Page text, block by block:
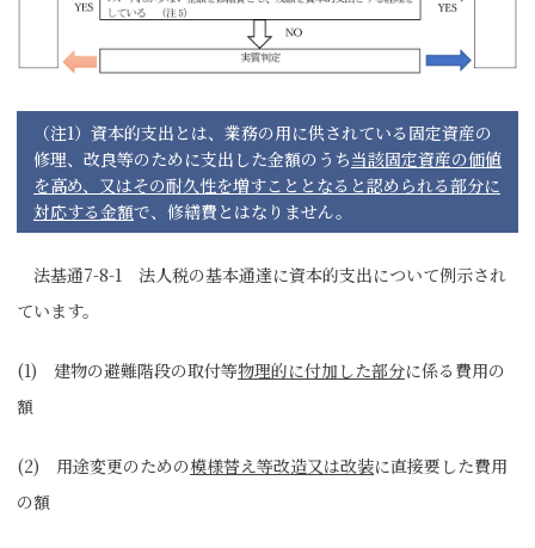
（注1）資本的支出とは、業務の用に供されている固定資産の
修理、改良等のために支出した金額のうち当該固定資産の価値
を高め、又はその耐久性を増すこととなると認められる部分に
対応する金額で、修繕費とはなりません。
法基通7-8-1 法人税の基本通達に資本的支出について例示され
ています。
(1) 建物の避難階段の取付等物理的に付加した部分に係る費用の
額
(2) 用途変更のための模様替え等改造又は改装に直接要した費用
の額